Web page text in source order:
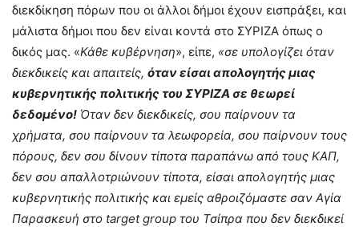
διεκδίκηση πόρων που οι άλλοι δήμοι έχουν εισπράξει, και
μάλιστα δήμοι που δεν είναι κοντά στο ΣΥΡΙΖΑ όπως ο
δικός μας. «Κάθε κυβέρνηση», είπε, «σε υπολογίζει όταν
διεκδικείς και απαιτείς, όταν είσαι απολογητής μιας
κυβερνητικής πολιτικής του ΣΥΡΙΖΑ σε θεωρεί
δεδομένο! Όταν δεν διεκδικείς, σου παίρνουν τα
χρήματα, σου παίρνουν τα λεωφορεία, σου παίρνουν τους
πόρους, δεν σου δίνουν τίποτα παραπάνω από τους ΚΑΠ,
δεν σου απαλλοτριώνουν τίποτα, είσαι απολογητής μιας
κυβερνητικής πολιτικής και εμείς αθροιζόμαστε σαν Αγία
Παρασκευή στο target group του Τσίπρα που δεν διεκδικεί